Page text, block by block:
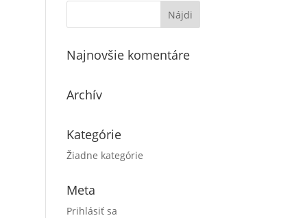
Najnovšie komentáre
Archív
Kategórie
Žiadne kategórie
Meta
Prihlásiť sa